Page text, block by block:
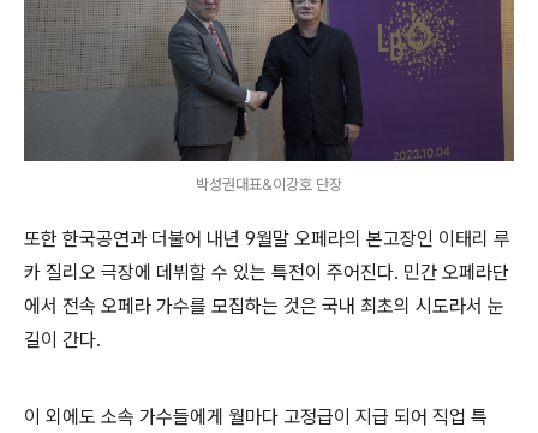
박성권대표&이강호 단장
또한 한국공연과 더불어 내년 9월말 오페라의 본고장인 이태리 루
카 질리오 극장에 데뷔할 수 있는 특전이 주어진다. 민간 오페라단
에서 전속 오페라 가수를 모집하는 것은 국내 최초의 시도라서 눈
길이 간다.
이 외에도 소속 가수들에게 월마다 고정급이 지급 되어 직업 특